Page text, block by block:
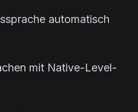
automatisch
mit Native-Level-